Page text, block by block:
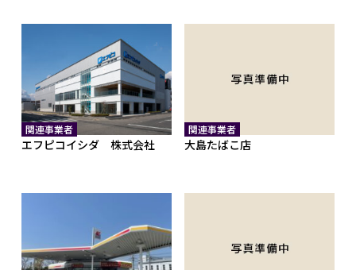
関連事業者
エフピコイシダ 株式会社
関連事業者
大島たばこ店